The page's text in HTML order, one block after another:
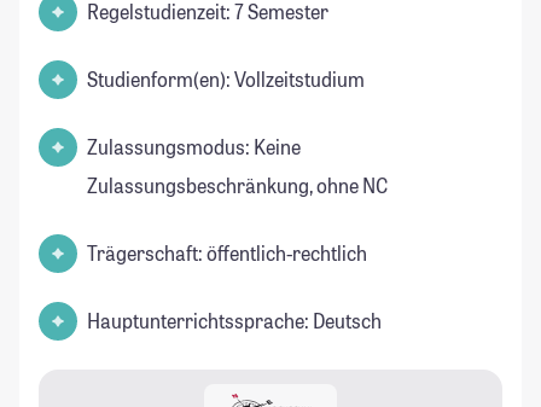
Regelstudienzeit: 7 Semester
Studienform(en): Vollzeitstudium
Zulassungsmodus: Keine
Zulassungsbeschränkung, ohne NC
Trägerschaft: öffentlich-rechtlich
Hauptunterrichtssprache: Deutsch